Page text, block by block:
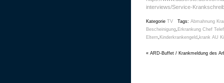
interviews/Service-
Kategorie TV Tags: Abmahnung
Bescheinigung, Erkrankung Chef
Eltern, Kinderkrankengeld, krank AU
« ARD-Buffet / Krankmeldung des